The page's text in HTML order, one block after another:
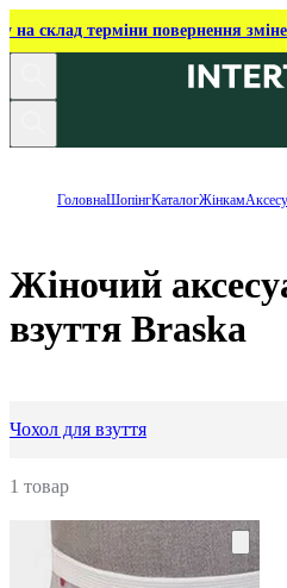
на склад терміни повернення
ГоловнаШопінгКаталогЖінкам
Жіночий
взуття Braska
Чохол для взуття
1 товар